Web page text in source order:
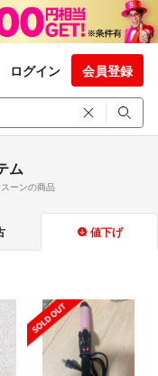
ログイン 会員登録
ム
ーンの商品
値下げ